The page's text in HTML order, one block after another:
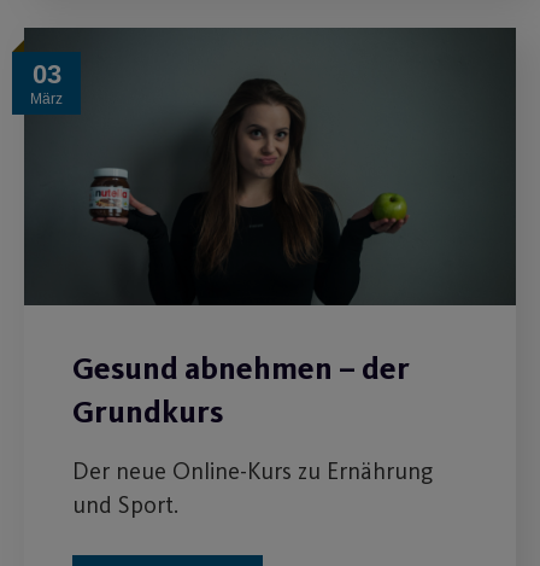
03
März
Gesund abnehmen – der
Grundkurs
Der neue Online-Kurs zu Ernährung
und Sport.